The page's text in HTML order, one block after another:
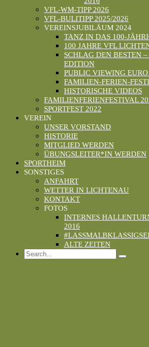
VFL-WM-TIPP 2026
VFL-BULITIPP 2025/2026
VEREINSJUBILÄUM 2024
TANZ IN DAS 100-
100 JAHRE VFL
SCHLAG DEN BESTEN
EDITION
PUBLIC VIEWING
FAMILIEN-FERIEN-
HISTORISCHE VIDEOS
FAMILIENFERIENFESTIVAL
SPORTFEST 2022
VEREIN
UNSER VORSTAND
HISTORIE
MITGLIED WERDEN
ÜBUNGSLEITER*IN WERDEN
SPORTHEIM
SONSTIGES
ANFAHRT
WETTER IN LICHTENAU
KONTAKT
FOTOS
INTERNES
2016
ALTE ZEITEN
Search